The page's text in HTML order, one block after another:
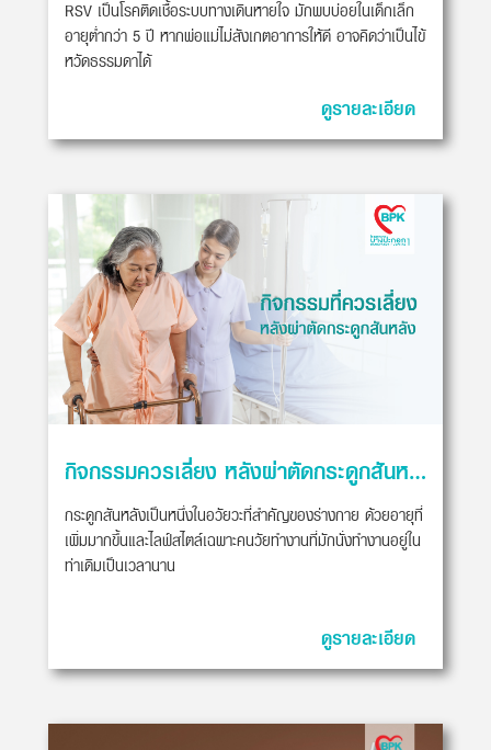
RSV เป็นโรคติดเชื้อระบบทางเดินหายใจ มักพบบ่อยในเด็กเล็ก
อายุต่ำกว่า 5 ปี หากพ่อแม่ไม่สังเกตอาการให้ดี อาจคิดว่าเป็นไข้
หวัดธรรมดาได้
ดูรายละเอียด
กิจกรรมควรเลี่ยง หลังผ่าตัดกระดูกสันหลัง
กระดูกสันหลังเป็นหนึ่งในอวัยวะที่สำคัญของร่างกาย ด้วยอายุที่
เพิ่มมากขึ้นและไลฟ์สไตล์เฉพาะคนวัยทำงานที่มักนั่งทำงานอยู่ใน
ท่าเดิมเป็นเวลานาน
ดูรายละเอียด